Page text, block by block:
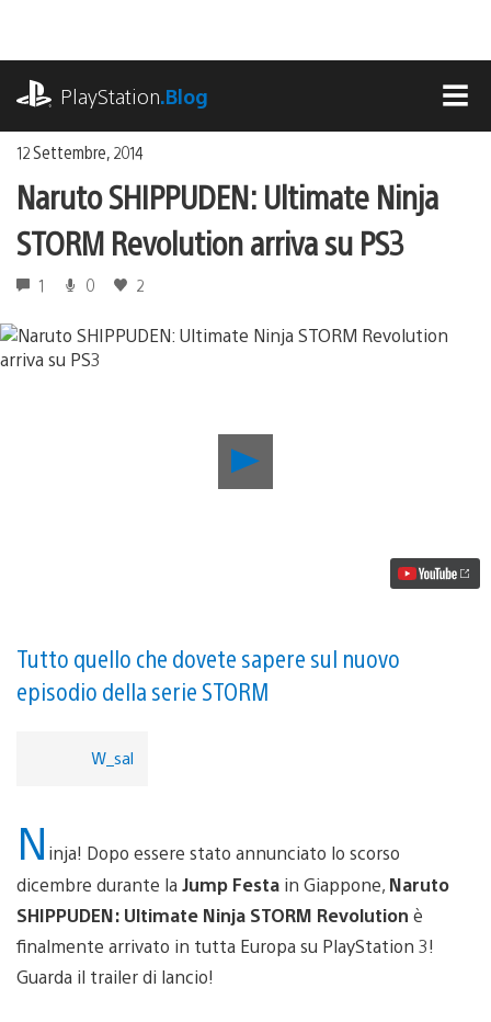
contenuto
PlayStation.Blog
12 Settembre, 2014
Naruto SHIPPUDEN: Ultimate Ninja
STORM Revolution arriva su PS3
1 0 2
Naruto
PS3
Tutto quello che dovete sapere sul nuovo
episodio della serie STORM
W_sal
N inja! Dopo essere stato annunciato lo scorso
dicembre durante la Jump Festa in Giappone, Naruto
SHIPPUDEN: Ultimate Ninja STORM Revolution è
finalmente arrivato in tutta Europa su PlayStation 3!
Guarda il trailer di lancio!